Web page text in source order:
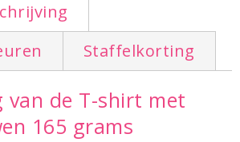
Staffelkorting
van de T-shirt met
165 grams